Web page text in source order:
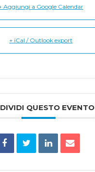
Aggiungi a Google Calendar
+ iCal / Outlook export
QUESTO EVENTO